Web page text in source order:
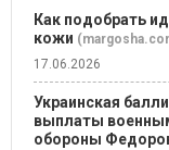
Как подобрать
кожи
17.06.2026
Украинская
выплаты
обороны